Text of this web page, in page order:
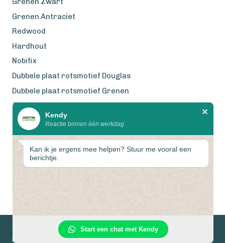
Grenen Antraciet
Redwood
Hardhout
Nobifix
Dubbele plaat rotsmotief Douglas
Dubbele plaat rotsmotief Grenen
Zweeds Rabat Douglas
Wij werken met eerlijke
gecertificeerde houtsoorten
© 2026 Schuttingkampioen
Privacyverklaring Algemene voorwaarden
Kendy
Reactie binnen één werkdag
Kan ik je ergens mee helpen? Stuur me vooral een
berichtje.
Start een chat met Kendy